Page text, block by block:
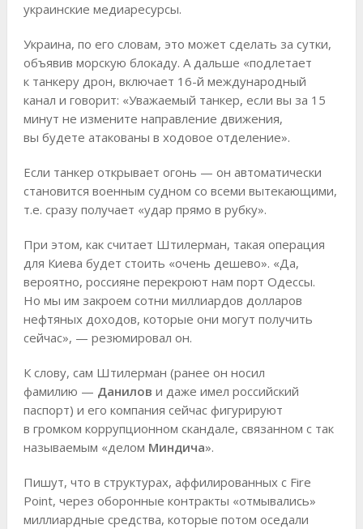
украинские медиаресурсы.
Украина, по его словам, это может сделать за сутки,
объявив морскую блокаду. А дальше «подлетает
к танкеру дрон, включает 16-й международный
канал и говорит: «Уважаемый танкер, если вы за 15
минут не измените направление движения,
вы будете атакованы в ходовое отделение».
Если танкер открывает огонь — он автоматически
становится военным судном со всеми вытекающими,
т.е. сразу получает «удар прямо в рубку».
При этом, как считает Штилерман, такая операция
для Киева будет стоить «очень дешево». «Да,
вероятно, россияне перекроют нам порт Одессы.
Но мы им закроем сотни миллиардов долларов
нефтяных доходов, которые они могут получить
сейчас», — резюмировал он.
К слову, сам Штилерман (ранее он носил
фамилию — Данилов и даже имел российский
паспорт) и его компания сейчас фигурируют
в громком коррупционном скандале, связанном с так
называемым «делом Миндича».
Пишут, что в структурах, аффилированных с Fire
Point, через оборонные контракты «отмывались»
миллиардные средства, которые потом оседали